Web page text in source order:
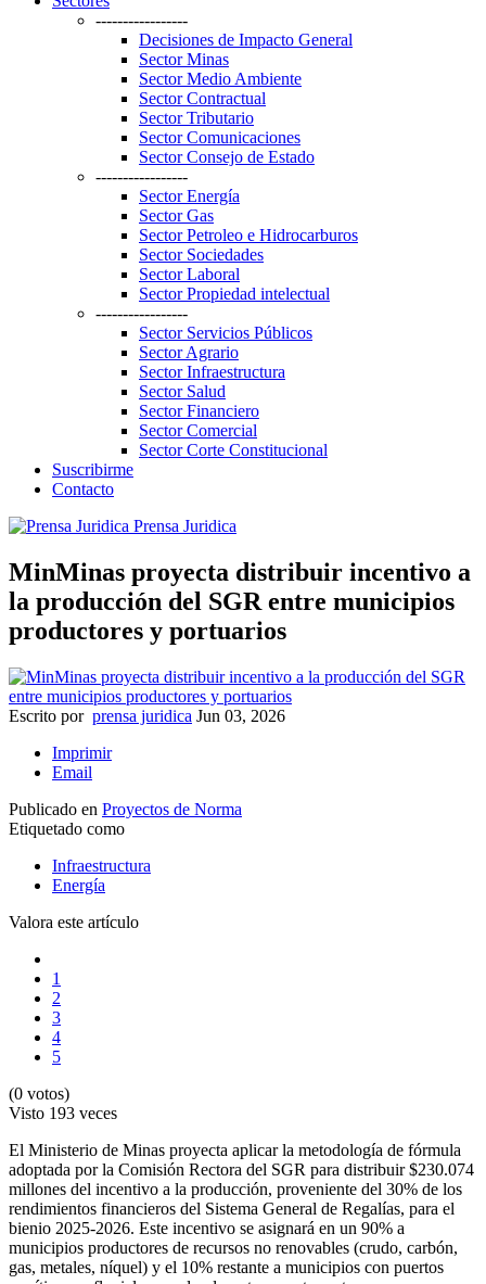
-----------------
Decisiones de Impacto General
Sector Minas
Sector Medio Ambiente
Sector Contractual
Sector Tributario
Sector Comunicaciones
Sector Consejo de Estado
-----------------
Sector Energía
Sector Gas
Sector Petroleo e Hidrocarburos
Sector Sociedades
Sector Laboral
Sector Propiedad intelectual
-----------------
Sector Servicios Públicos
Sector Agrario
Sector Infraestructura
Sector Salud
Sector Financiero
Sector Comercial
Sector Corte Constitucional
Suscribirme
Contacto
Prensa Juridica
MinMinas proyecta distribuir incentivo a
la producción del SGR entre municipios
productores y portuarios
Escrito por prensa juridica Jun 03, 2026
Imprimir
Email
Publicado en Proyectos de Norma
Etiquetado como
Infraestructura
Energía
Valora este artículo
1
2
3
4
5
(0 votos)
Visto 193 veces
El Ministerio de Minas proyecta aplicar la metodología de fórmula
adoptada por la Comisión Rectora del SGR para distribuir $230.074
millones del incentivo a la producción, proveniente del 30% de los
rendimientos financieros del Sistema General de Regalías, para el
bienio 2025-2026. Este incentivo se asignará en un 90% a
municipios productores de recursos no renovables (crudo, carbón,
gas, metales, níquel) y el 10% restante a municipios con puertos